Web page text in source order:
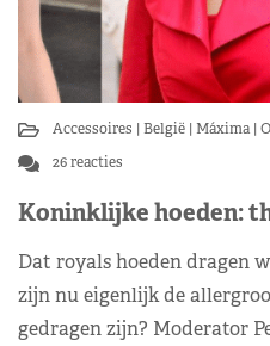
Accessoires België Máxima
26 reacties
Koninklijke hoeden:
Dat royals hoeden dragen
zijn nu eigenlijk de
gedragen zijn? Moderator